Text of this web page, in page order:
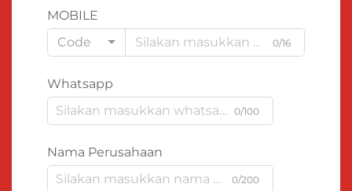
MOBILE
Code
0/16
Whatsapp
0/100
Nama Perusahaan
0/200